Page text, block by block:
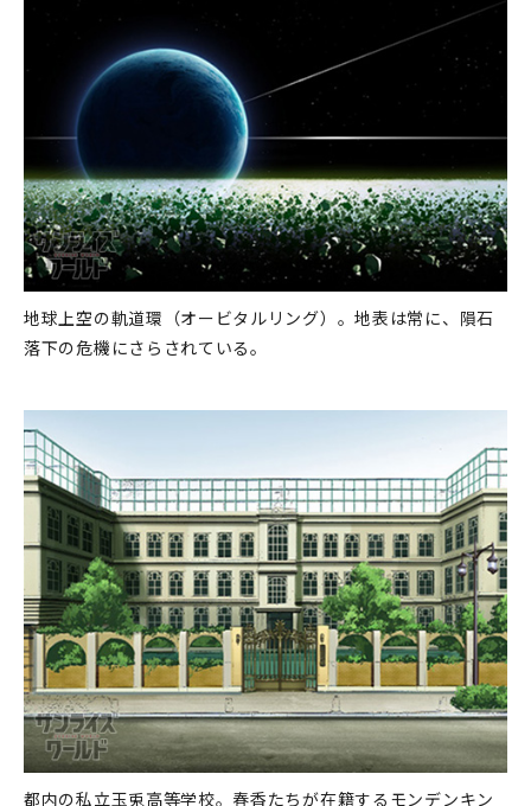
地球上空の軌道環（オービタルリング）。地表は常に、隕石
落下の危機にさらされている。
都内の私立玉兎高等学校。春香たちが在籍するモンデンキン